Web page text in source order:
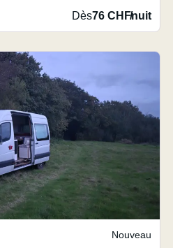
Dès76 CHF/nuit
Nouveau